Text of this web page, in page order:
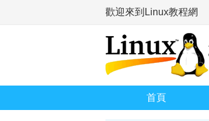
歡迎來到Linux教程網
首頁